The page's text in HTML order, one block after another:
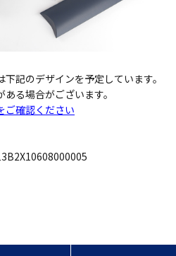
記のデザインを予定しています。
る場合がございます。
ご確認ください